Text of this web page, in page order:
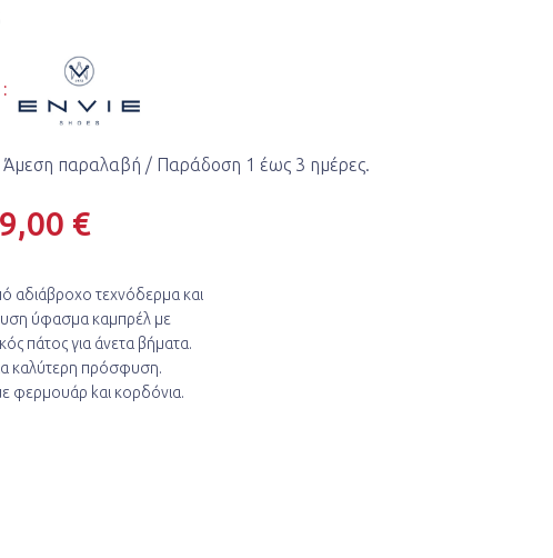
Άμεση παραλαβή / Παράδoση 1 έως 3 ημέρες.
€
αδιάβροχο τεχνόδερμα και
ύφασμα καμπρέλ με
πάτος για άνετα βήματα.
καλύτερη πρόσφυση.
φερμουάρ kαι κορδόνια.